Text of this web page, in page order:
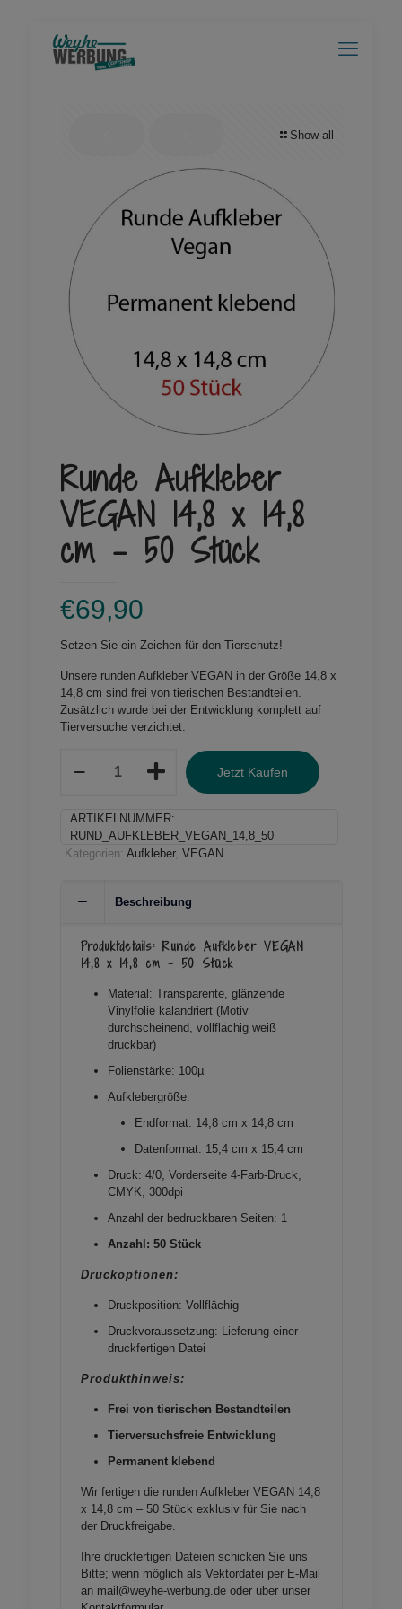
Show all
Runde Aufkleber
VEGAN 14,8 x 14,8
cm – 50 Stück
€69,90
Setzen Sie ein Zeichen für den Tierschutz!
Unsere runden Aufkleber VEGAN in der Größe 14,8 x
14,8 cm sind frei von tierischen Bestandteilen.
Zusätzlich wurde bei der Entwicklung komplett auf
Tierversuche verzichtet.
Aufkleber
14,8
cm
Jetzt Kaufen
ARTIKELNUMMER:
RUND_AUFKLEBER_VEGAN_14,8_50
Kategorien: Aufkleber, VEGAN
Beschreibung
Produktdetails: Runde Aufkleber VEGAN
14,8 x 14,8 cm – 50 Stück
Material: Transparente, glänzende
Vinylfolie kalandriert (Motiv
durchscheinend, vollflächig weiß
druckbar)
Folienstärke: 100µ
Aufklebergröße:
Endformat: 14,8 cm x 14,8 cm
Datenformat: 15,4 cm x 15,4 cm
Druck: 4/0, Vorderseite 4-Farb-Druck,
CMYK, 300dpi
Anzahl der bedruckbaren Seiten: 1
Anzahl: 50 Stück
Druckoptionen:
Druckposition: Vollflächig
Druckvoraussetzung: Lieferung einer
druckfertigen Datei
Produkthinweis:
Frei von tierischen Bestandteilen
Tierversuchsfreie Entwicklung
Permanent klebend
Wir fertigen die runden Aufkleber VEGAN 14,8
x 14,8 cm – 50 Stück exklusiv für Sie nach
der Druckfreigabe.
Ihre druckfertigen Dateien schicken Sie uns
Bitte; wenn möglich als Vektordatei per E-Mail
an mail@weyhe-werbung.de oder über unser